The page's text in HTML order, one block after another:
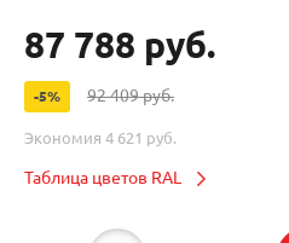
87 788 руб.
-5% 92 409 руб.
Экономия 4 621 руб.
Таблица цветов RAL